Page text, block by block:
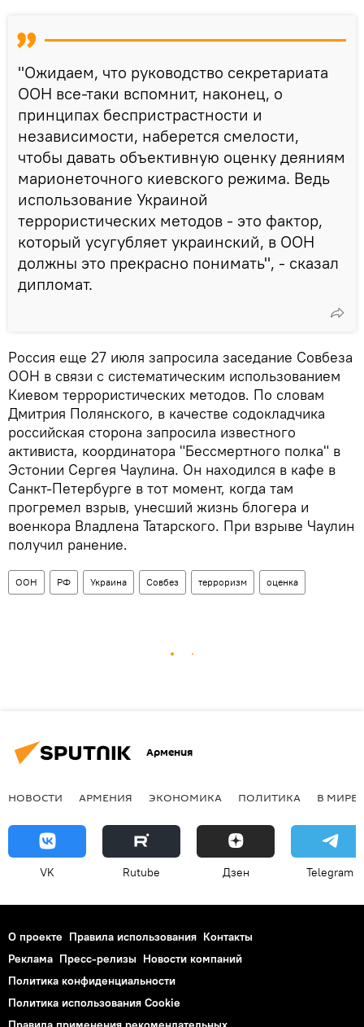
"Ожидаем, что руководство секретариата
ООН все-таки вспомнит, наконец, о
принципах беспристрастности и
независимости, наберется смелости,
чтобы давать объективную оценку деяниям
марионеточного киевского режима. Ведь
использование Украиной
террористических методов - это фактор,
который усугубляет украинский, в ООН
должны это прекрасно понимать", - сказал
дипломат.
Россия еще 27 июля запросила заседание Совбеза
ООН в связи с систематическим использованием
Киевом террористических методов. По словам
Дмитрия Полянского, в качестве содокладчика
российская сторона запросила известного
активиста, координатора "Бессмертного полка" в
Эстонии Сергея Чаулина. Он находился в кафе в
Санкт-Петербурге в тот момент, когда там
прогремел взрыв, унесший жизнь блогера и
военкора Владлена Татарского. При взрыве Чаулин
получил ранение.
ООН РФ Украина Совбез терроризм оценка
Армения
НОВОСТИ АРМЕНИЯ ЭКОНОМИКА ПОЛИТИКА В МИРЕ
VK Rutube Дзен Telegram
О проекте Правила использования Контакты
Реклама Пресс-релизы Новости компаний
Политика конфиденциальности
Политика использования Cookie